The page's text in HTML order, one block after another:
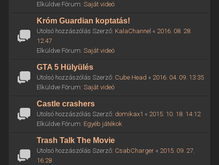
Elküldve Fórum: Saját videó
Króm Guardian koptatás!
Utolsó hozzászólás Szerző: KalaChannel « 2016. 08. 28.
12:47
Elküldve Fórum: Saját videó
GTA 5 Hülyülés
Utolsó hozzászólás Szerző: Cube Head « 2016. 04. 09. 13:35
Elküldve Fórum: Saját videó
Castle crashers
Utolsó hozzászólás Szerző: domikax1 « 2015. 10. 18. 14:12
Elküldve Fórum: Egyéb játékok
Trash Talk The Movie
Utolsó hozzászólás Szerző: CsabCharger« 2015. 09. 27.
16:28